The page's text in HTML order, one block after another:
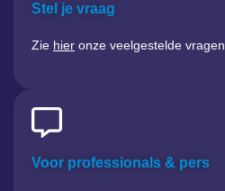
Stel je vraag
Zie hier onze veelgestelde vragen.
Voor professionals & pers